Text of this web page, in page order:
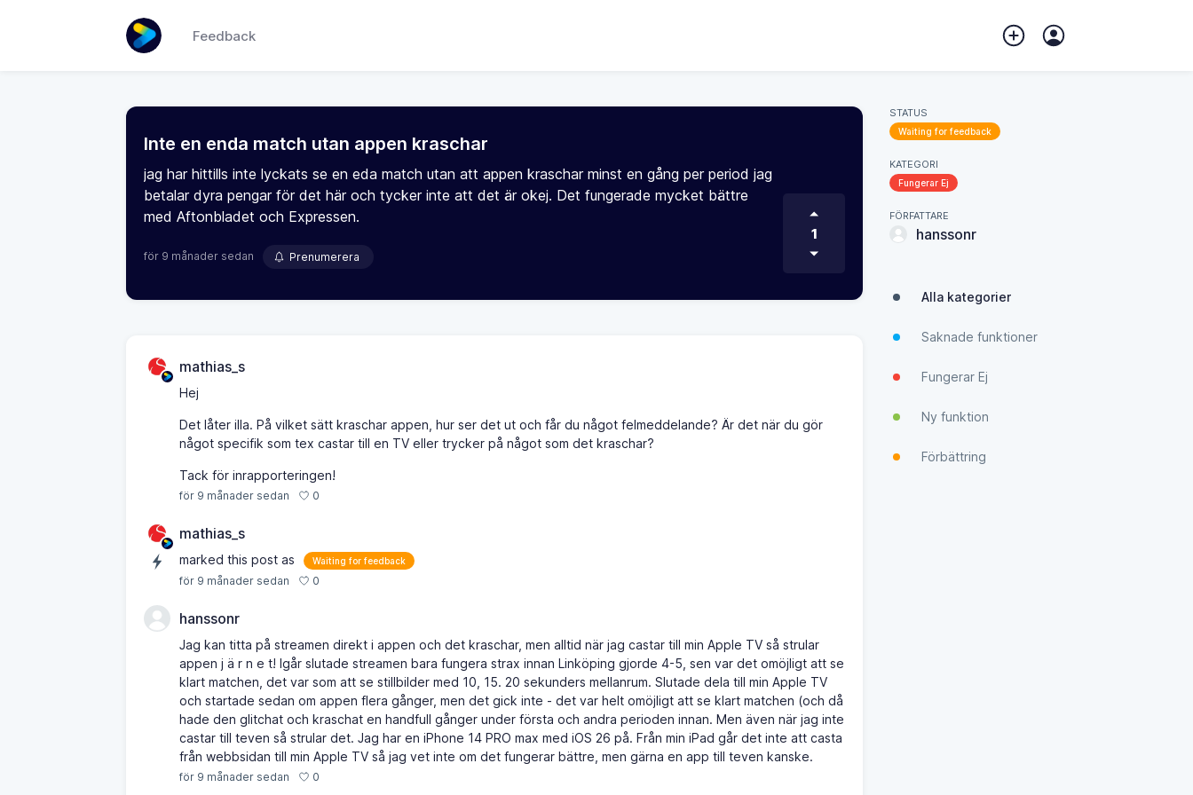
Feedback
Inte en enda match utan appen kraschar
jag har hittills inte lyckats se en eda match utan att appen kraschar minst en gång per period jag
betalar dyra pengar för det här och tycker inte att det är okej. Det fungerade mycket bättre
med Aftonbladet och Expressen.
för 9 månader sedan Prenumerera
1
mathias_s
Hej
Det låter illa. På vilket sätt kraschar appen, hur ser det ut och får du något felmeddelande? Är det när du gör
något specifik som tex castar till en TV eller trycker på något som det kraschar?
Tack för inrapporteringen!
för 9 månader sedan 0
mathias_s
marked this post as Waiting for feedback
för 9 månader sedan 0
hanssonr
Jag kan titta på streamen direkt i appen och det kraschar, men alltid när jag castar till min Apple TV så strular
appen j ä r n e t! Igår slutade streamen bara fungera strax innan Linköping gjorde 4-5, sen var det omöjligt att se
klart matchen, det var som att se stillbilder med 10, 15. 20 sekunders mellanrum. Slutade dela till min Apple TV
och startade sedan om appen flera gånger, men det gick inte - det var helt omöjligt att se klart matchen (och då
hade den glitchat och kraschat en handfull gånger under första och andra perioden innan. Men även när jag inte
castar till teven så strular det. Jag har en iPhone 14 PRO max med iOS 26 på. Från min iPad går det inte att casta
från webbsidan till min Apple TV så jag vet inte om det fungerar bättre, men gärna en app till teven kanske.
för 9 månader sedan 0
STATUS
Waiting for feedback
KATEGORI
Fungerar Ej
FÖRFATTARE
hanssonr
Alla kategorier
Saknade funktioner
Fungerar Ej
Ny funktion
Förbättring